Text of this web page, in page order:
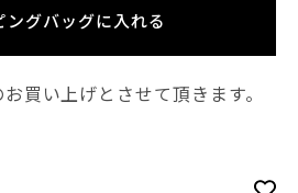
ングバッグに入れる
買い上げとさせて頂きます。